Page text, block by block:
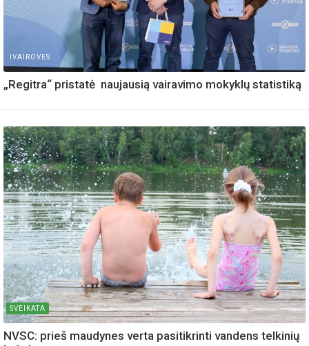
IVAIROVES
„Regitra“ pristatė naujausią vairavimo mokyklų statistiką
SVEIKATA
NVSC: prieš maudynes verta pasitikrinti vandens telkinių